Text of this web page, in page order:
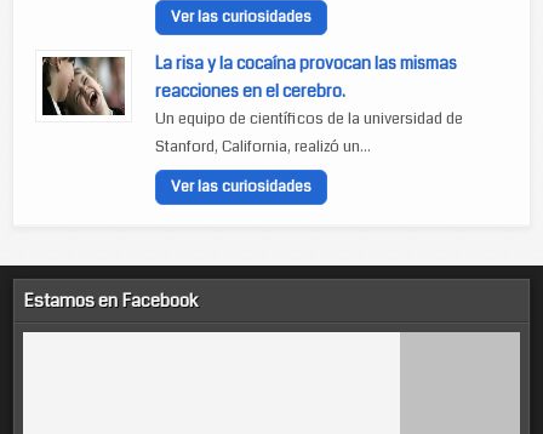
Ver las curiosidades
La risa y la cocaína provocan las mismas
reacciones en el cerebro.
Un equipo de científicos de la universidad de
Stanford, California, realizó un...
Ver las curiosidades
Estamos en Facebook